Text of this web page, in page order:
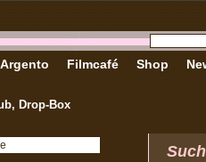
Drop-Box
Filmcafé Shop